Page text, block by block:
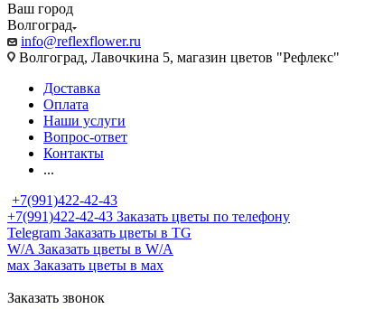
Ваш город
Волгоград
info@reflexflower.ru
Волгоград, Лавочкина 5, магазин цветов "Рефлекс"
Доставка
Оплата
Наши услуги
Вопрос-ответ
Контакты
...
+7(991)422-42-43
+7(991)422-42-43 Заказать цветы по телефону
Telegram Заказать цветы в TG
W/A Заказать цветы в W/A
мах Заказать цветы в мах
Заказать звонок